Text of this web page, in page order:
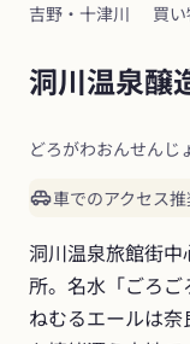
吉野・十津川 買
洞川温泉醸
どろがわおんせんじ
車でのアクセス
洞川温泉旅館街
所。名水「ごろ
ねむるエールは